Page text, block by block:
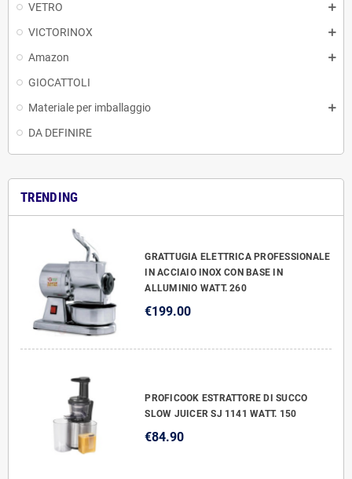
VETRO
VICTORINOX
Amazon
GIOCATTOLI
Materiale per imballaggio
DA DEFINIRE
TRENDING
GRATTUGIA ELETTRICA PROFESSIONALE
IN ACCIAIO INOX CON BASE IN
ALLUMINIO WATT. 260
€199.00
PROFICOOK ESTRATTORE DI SUCCO
SLOW JUICER SJ 1141 WATT. 150
€84.90